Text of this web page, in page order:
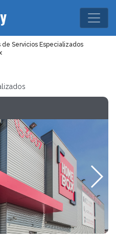
de Servicios Especializados